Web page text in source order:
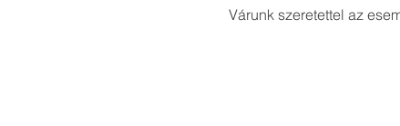
Várunk szeretettel az